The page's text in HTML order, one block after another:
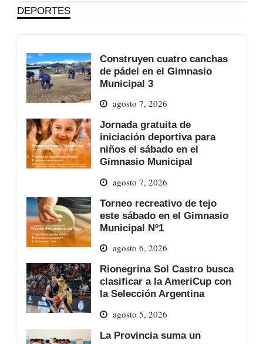
DEPORTES
Construyen cuatro canchas
de pádel en el Gimnasio
Municipal 3
agosto 7, 2026
Jornada gratuita de
iniciación deportiva para
niños el sábado en el
Gimnasio Municipal
agosto 7, 2026
Torneo recreativo de tejo
este sábado en el Gimnasio
Municipal Nº1
agosto 6, 2026
Rionegrina Sol Castro busca
clasificar a la AmeriCup con
la Selección Argentina
agosto 5, 2026
La Provincia suma un